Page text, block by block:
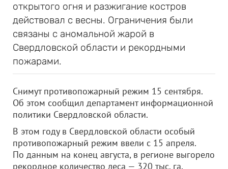
открытого огня и разжигание костров
действовал с весны. Ограничения были
связаны с аномальной жарой в
Свердловской области и рекордными
пожарами.
Снимут противопожарный режим 15 сентября.
Об этом сообщил департамент информационной
политики Свердловской области.
В этом году в Свердловской области особый
противопожарный режим ввели с 15 апреля.
По данным на конец августа, в регионе выгорело
рекордное количество леса — 320 тыс. га,